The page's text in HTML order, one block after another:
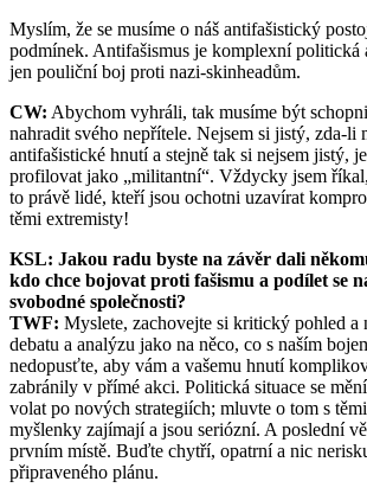
Myslím, že se musíme o náš antifašistický
podmínek. Antifašismus je komplexní politická
jen pouliční boj proti nazi-skinheadům.
CW: Abychom vyhráli, tak musíme být
nahradit svého nepřítele. Nejsem si jistý, zda-li
antifašistické hnutí a stejně tak si nejsem jistý,
profilovat jako „militantní“. Vždycky jsem
to právě lidé, kteří jsou ochotni uzavírat
těmi extremisty!
KSL: Jakou radu byste na závěr dali
kdo chce bojovat proti fašismu a podílet se
svobodné společnosti?
TWF: Myslete, zachovejte si kritický pohled a
debatu a analýzu jako na něco, co s naším
nedopusťte, aby vám a vašemu hnutí
zabránily v přímé akci. Politická situace se
volat po nových strategiích; mluvte o tom s
myšlenky zajímají a jsou seriózní. A poslední
prvním místě. Buďte chytří, opatrní a nic
připraveného plánu.